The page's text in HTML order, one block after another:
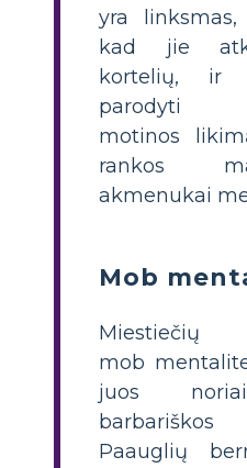
yra
kad jie
kortelių, ir
parodyti
motinos
rankos
akmenukai
Mob
Miestiečių
mob
juos
Paauglių